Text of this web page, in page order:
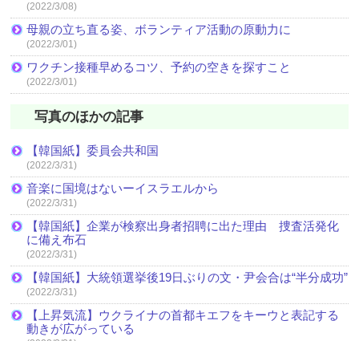
(2022/3/08)
母親の立ち直る姿、ボランティア活動の原動力に
(2022/3/01)
ワクチン接種早めるコツ、予約の空きを探すこと
(2022/3/01)
写真のほかの記事
【韓国紙】委員会共和国
(2022/3/31)
音楽に国境はないーイスラエルから
(2022/3/31)
【韓国紙】企業が検察出身者招聘に出た理由 捜査活発化
に備え布石
(2022/3/31)
【韓国紙】大統領選挙後19日ぶりの文・尹会合は“半分成功”
(2022/3/31)
【上昇気流】ウクライナの首都キエフをキーウと表記する
動きが広がっている